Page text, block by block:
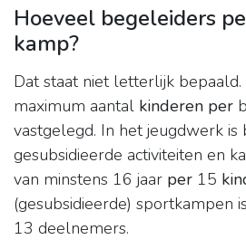
Hoeveel begeleiders
kamp?
Dat staat niet letterlijk
maximum aantal kinderen per
vastgelegd. In het jeugdwerk
gesubsidieerde activiteiten en
van minstens 16 jaar per 15
(gesubsidieerde) sportkampen
13 deelnemers.